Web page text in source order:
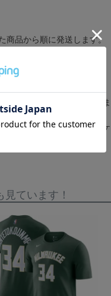
商品から順に発送します。
ません。
となる場合がございます。
。（配送日の指定はできま
& Number Performance
#34][Cream][バスケ
ています！